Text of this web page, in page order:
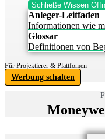
Schließe Wissen
Anleger-Leitfaden
Informationen wie
Glossar
Definitionen von
Für Projektierer & Plattfomen
Werbung schalten